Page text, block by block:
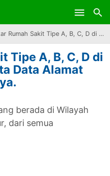
content
Sakit Tipe A, B, C, D di Blitar Jatim Beserta Data Alamat dan Kepemilikannya.
Tipe A, B, C, D di
Data Alamat
berada di Wilayah
dari semua